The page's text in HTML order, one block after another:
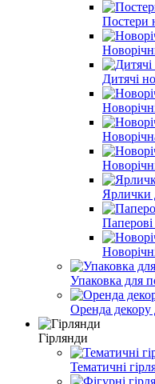
Постери
Дитячі
Ярлички
Паперові
Упаковка для
Оренда декору
Гірлянди
Тематичні